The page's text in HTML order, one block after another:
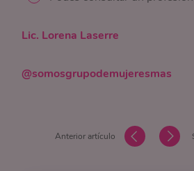
Lic. Lorena Laserre
@somosgrupodemujeresmas
Anterior artículo